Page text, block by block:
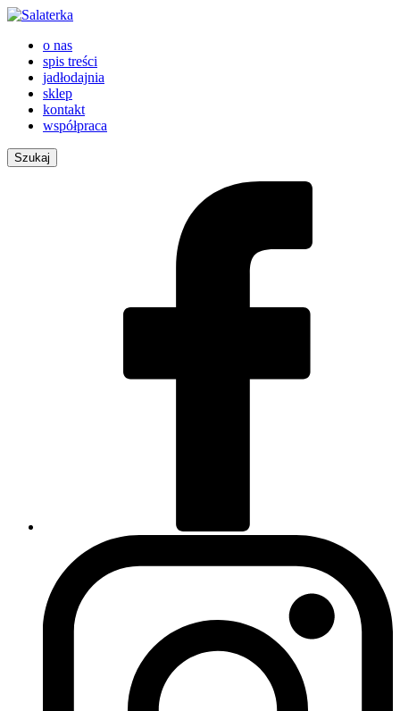
o nas
spis treści
jadłodajnia
sklep
kontakt
współpraca
Szukaj